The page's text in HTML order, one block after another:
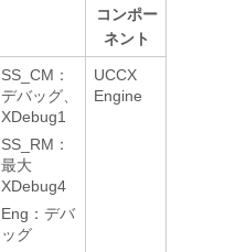
コンポー
ネント
SS_CM：
デバッグ、
XDebug1
SS_RM：
最大
XDebug4
Eng：デバ
ッグ
UCCX
Engine